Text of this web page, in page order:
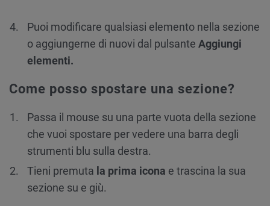
Puoi modificare qualsiasi elemento nella sezione
o aggiungerne di nuovi dal pulsante Aggiungi
elementi.
Come posso spostare una sezione?
Passa il mouse su una parte vuota della sezione
che vuoi spostare per vedere una barra degli
strumenti blu sulla destra.
Tieni premuta la prima icona e trascina la sua
sezione su e giù.